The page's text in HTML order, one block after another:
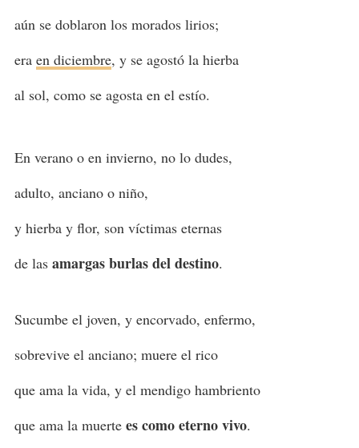
aún se doblaron los morados lirios;
era en diciembre, y se agostó la hierba
al sol, como se agosta en el estío.
En verano o en invierno, no lo dudes,
adulto, anciano o niño,
y hierba y flor, son víctimas eternas
de las amargas burlas del destino.
Sucumbe el joven, y encorvado, enfermo,
sobrevive el anciano; muere el rico
que ama la vida, y el mendigo hambriento
que ama la muerte es como eterno vivo.